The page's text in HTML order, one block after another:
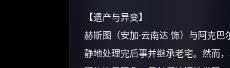
【遗产与异变】
赫斯图（安加·云南达 饰）与阿克
静地处理完后事并继承老宅。然而